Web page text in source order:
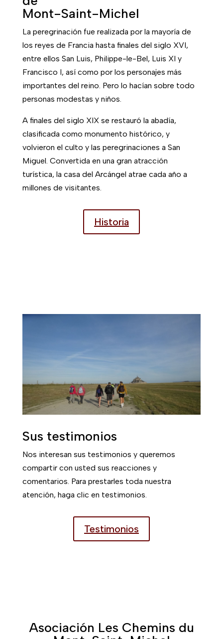
Mont-Saint-Michel
La peregrinación fue realizada por la mayoría de
los reyes de Francia hasta finales del siglo XVI,
entre ellos San Luis, Philippe-le-Bel, Luis XI y
Francisco I, así como por los personajes más
importantes del reino. Pero lo hacían sobre todo
personas modestas y niños.
A finales del siglo XIX se restauró la abadía,
clasificada como monumento histórico, y
volvieron el culto y las peregrinaciones a San
Miguel. Convertida en una gran atracción
turística, la casa del Arcángel atrae cada año a
millones de visitantes.
Historia
Sus testimonios
Nos interesan sus testimonios y queremos
compartir con usted sus reacciones y
comentarios. Para prestarles toda nuestra
atención, haga clic en testimonios.
Testimonios
Asociación Les Chemins du